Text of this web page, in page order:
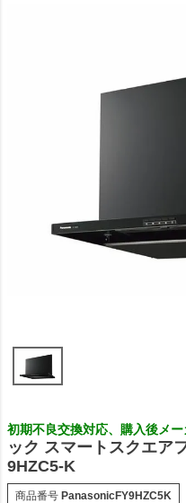
初期不良交換対応、購入後メー
ック スマートスクエア
9HZC5-K
商品番号 PanasonicFY9HZC5K